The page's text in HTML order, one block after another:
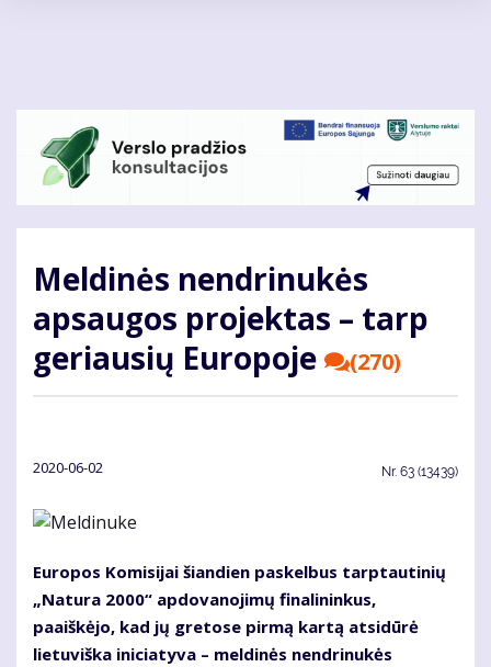
Meldinės nendrinukės
apsaugos projektas – tarp
geriausių Europoje
(270)
2020-06-02 Nr. 63 (13439)
Europos Komisijai šiandien paskelbus tarptautinių
„Natura 2000“ apdovanojimų finalininkus,
paaiškėjo, kad jų gretose pirmą kartą atsidūrė
lietuviška iniciatyva – meldinės nendrinukės